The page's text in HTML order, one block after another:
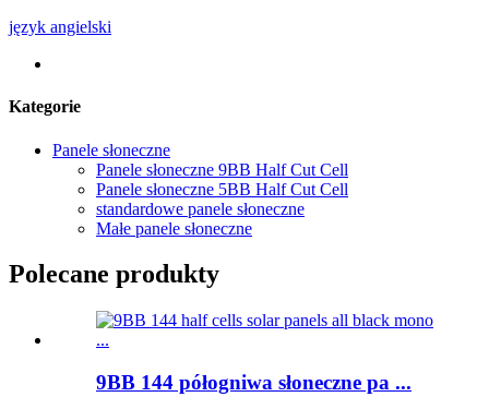
język angielski
Kategorie
Panele słoneczne
Panele słoneczne 9BB Half Cut Cell
Panele słoneczne 5BB Half Cut Cell
standardowe panele słoneczne
Małe panele słoneczne
Polecane produkty
9BB 144 półogniwa słoneczne pa ...